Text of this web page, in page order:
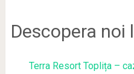
Descopera noi
Terra Resort Toplița –